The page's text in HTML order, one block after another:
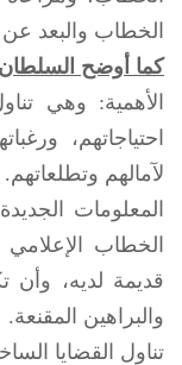
الخطاب والبعد
كما أوضح
الأهمية: وهي
احتياجاتهم،
لآمالهم وتطلعاتهم.
المعلومات
الخطاب
قديمة لديه، وأن
والبراهين المقنعة.
تناول القضايا